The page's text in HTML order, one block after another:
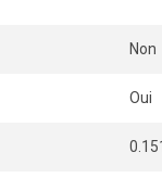
Non
Oui